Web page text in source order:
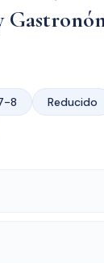
8
Reducido